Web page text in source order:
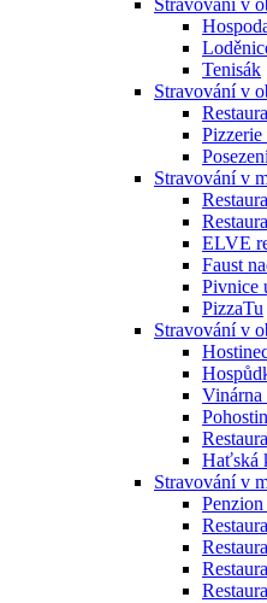
Stravování v
Tenisák
Stravování v
Stravování v
ELVE
Faust
Pivnice
PizzaTu
Stravování v
Vinárna
Haťská
Stravování v